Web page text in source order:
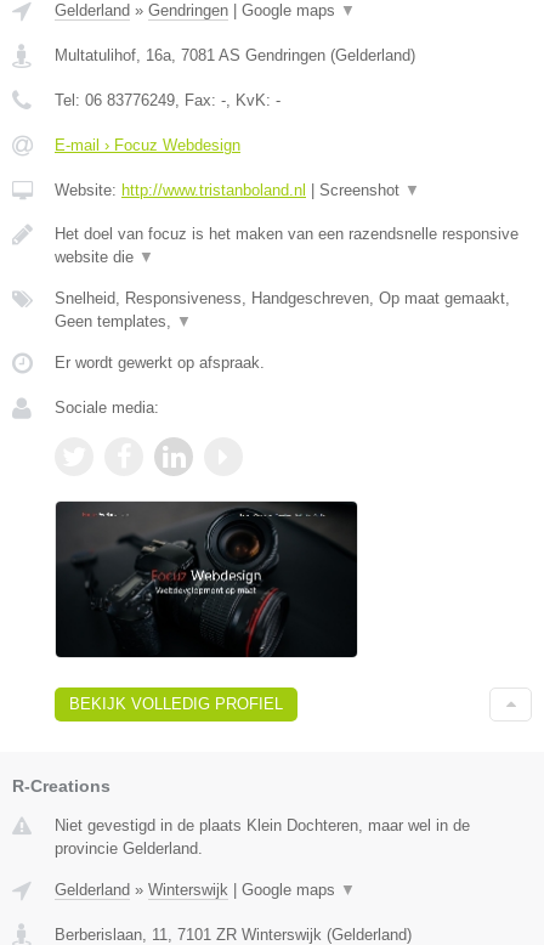
Gelderland » Gendringen Google maps ▼
Multatulihof, 16a, 7081 AS Gendringen (Gelderland)
Tel: 06 83776249, Fax: -, KvK: -
E-mail › Focuz Webdesign
Website: http://www.tristanboland.nl Screenshot ▼
Het doel van focuz is het maken van een razendsnelle responsive
website die ▼
Snelheid, Responsiveness, Handgeschreven, Op maat gemaakt,
Geen templates, ▼
Er wordt gewerkt op afspraak.
Sociale media:
BEKIJK VOLLEDIG PROFIEL
R-Creations
Niet gevestigd in de plaats Klein Dochteren, maar wel in de
provincie Gelderland.
Gelderland » Winterswijk Google maps ▼
Berberislaan, 11 7101 ZR Winterswijk (Gelderland)